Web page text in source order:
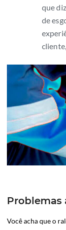
que
de
Problemas
Você acha que o